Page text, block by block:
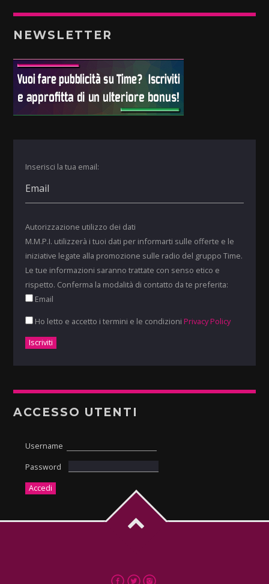
NEWSLETTER
Inserisci la tua email:
Autorizzazione utilizzo dei dati
M.M.P.I. utilizzerà i tuoi dati per informarti sulle offerte e le
iniziative legate alla promozione sulle radio del gruppo Time.
Le tue informazioni saranno trattate con senso etico e
rispetto. Conferma la modalità di contatto da te preferita:
Email
Ho letto e accetto i termini e le condizioni Privacy Policy
ACCESSO UTENTI
Username
Password